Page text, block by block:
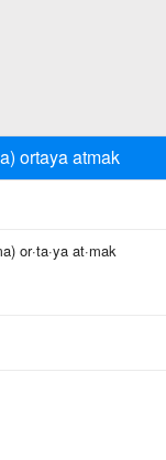
ortaya atmak
or·ta·ya at·mak